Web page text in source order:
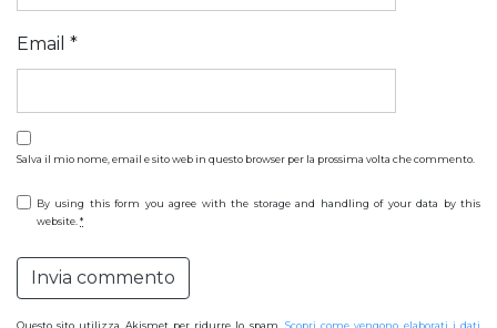
Email *
Salva il mio nome, email e sito web in questo browser per la prossima volta che commento.
By using this form you agree with the storage and handling of your data by this
website. *
Questo sito utilizza Akismet per ridurre lo spam. Scopri come vengono elaborati i dati